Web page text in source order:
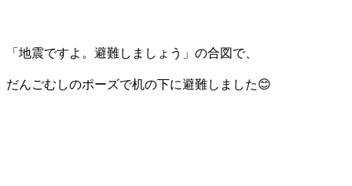
「地震ですよ。避難しましょう」の合図で、
だんごむしのポーズで机の下に避難しました😊